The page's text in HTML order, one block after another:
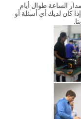
الساعة طوال أيام
كان لديك أي أسئلة أو